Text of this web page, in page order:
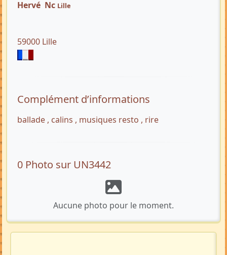
Hervé Nc Lille
59000 Lille
Complément d’informations
ballade , calins , musiques resto , rire
0 Photo sur UN3442
Aucune photo pour le moment.